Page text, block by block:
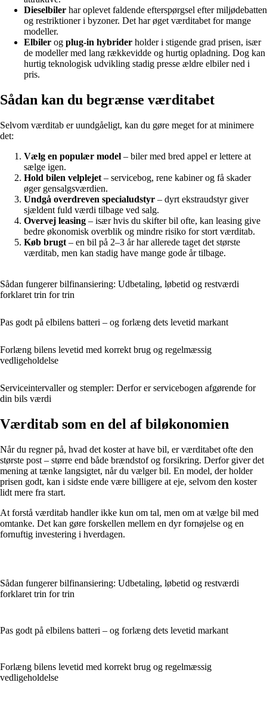
Dieselbiler har oplevet faldende efterspørgsel efter miljødebatten
og restriktioner i byzoner. Det har øget værditabet for mange
modeller.
Elbiler og plug-in hybrider holder i stigende grad prisen, især
de modeller med lang rækkevidde og hurtig opladning. Dog kan
hurtig teknologisk udvikling stadig presse ældre elbiler ned i
pris.
Sådan kan du begrænse værditabet
Selvom værditab er uundgåeligt, kan du gøre meget for at minimere
det:
Vælg en populær model – biler med bred appel er lettere at
sælge igen.
Hold bilen velplejet – servicebog, rene kabiner og få skader
øger gensalgsværdien.
Undgå overdreven specialudstyr – dyrt ekstraudstyr giver
sjældent fuld værdi tilbage ved salg.
Overvej leasing – især hvis du skifter bil ofte, kan leasing give
bedre økonomisk overblik og mindre risiko for stort værditab.
Køb brugt – en bil på 2–3 år har allerede taget det største
værditab, men kan stadig have mange gode år tilbage.
Sådan fungerer bilfinansiering: Udbetaling, løbetid og restværdi
forklaret trin for trin
Pas godt på elbilens batteri – og forlæng dets levetid markant
Forlæng bilens levetid med korrekt brug og regelmæssig
vedligeholdelse
Serviceintervaller og stempler: Derfor er servicebogen afgørende for
din bils værdi
Værditab som en del af biløkonomien
Når du regner på, hvad det koster at have bil, er værditabet ofte den
største post – større end både brændstof og forsikring. Derfor giver det
mening at tænke langsigtet, når du vælger bil. En model, der holder
prisen godt, kan i sidste ende være billigere at eje, selvom den koster
lidt mere fra start.
At forstå værditab handler ikke kun om tal, men om at vælge bil med
omtanke. Det kan gøre forskellen mellem en dyr fornøjelse og en
fornuftig investering i hverdagen.
Sådan fungerer bilfinansiering: Udbetaling, løbetid og restværdi
forklaret trin for trin
Pas godt på elbilens batteri – og forlæng dets levetid markant
Forlæng bilens levetid med korrekt brug og regelmæssig
vedligeholdelse